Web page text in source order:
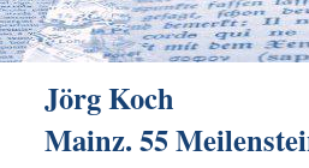
Jörg Koch
Mainz. 55